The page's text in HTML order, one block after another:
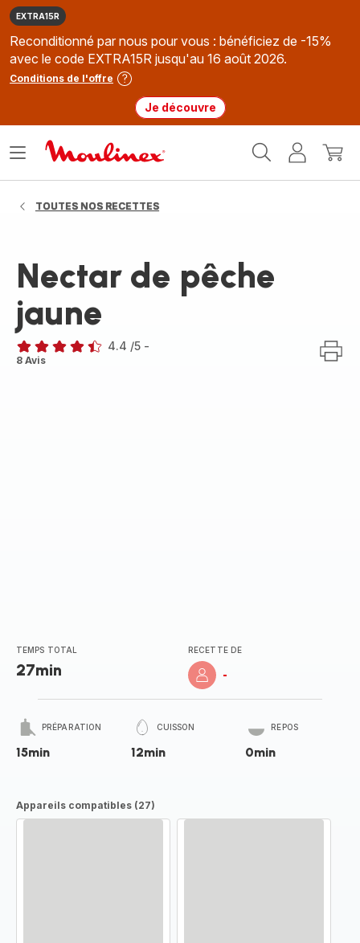
EXTRA15R
Reconditionné par nous pour vous : bénéficiez de -15%
avec le code EXTRA15R jusqu'au 16 août 2026.
Conditions de l'offre
Je découvre
MonMon
Ouvrir
TOUTES NOS RECETTES
Nectar de pêche
jaune
ratings.4.4
4.4 /5 -
8 Avis
TEMPS TOTAL
27min
RECETTE DE
-
PRÉPARATION
15min
CUISSON
12min
REPOS
0min
Appareils compatibles (27)